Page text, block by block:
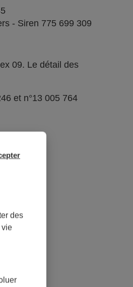
- Siren 775 699 309
09. Le détail des
et n°13 005 764
des
vie